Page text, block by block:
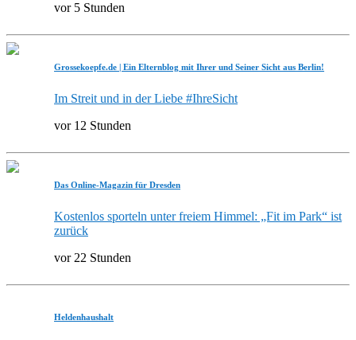
vor 5 Stunden
Grossekoepfe.de | Ein Elternblog mit Ihrer und Seiner Sicht aus Berlin!
Im Streit und in der Liebe #IhreSicht
vor 12 Stunden
Das Online-Magazin für Dresden
Kostenlos sporteln unter freiem Himmel: „Fit im Park“ ist
zurück
vor 22 Stunden
Heldenhaushalt